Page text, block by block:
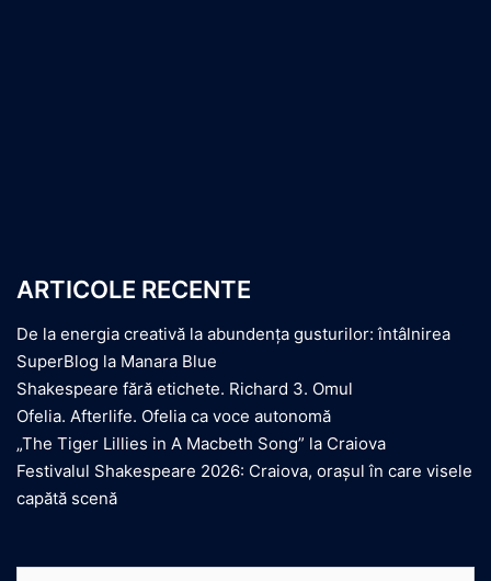
ARTICOLE RECENTE
De la energia creativă la abundența gusturilor: întâlnirea
SuperBlog la Manara Blue
Shakespeare fără etichete. Richard 3. Omul
Ofelia. Afterlife. Ofelia ca voce autonomă
„The Tiger Lillies in A Macbeth Song” la Craiova
Festivalul Shakespeare 2026: Craiova, orașul în care visele
capătă scenă